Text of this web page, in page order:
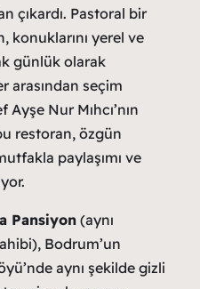
çıkardı. Pastoral bir
konuklarını yerel ve
günlük olarak
arasından seçim
Nur Mıhcı’nın
restoran, özgün
paylaşımı ve
Pansiyon(aynı
Bodrum’un
aynı şekilde gizli